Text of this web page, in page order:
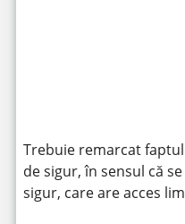
Trebuie remarcat
de sigur, în sensul că
sigur, care are acces